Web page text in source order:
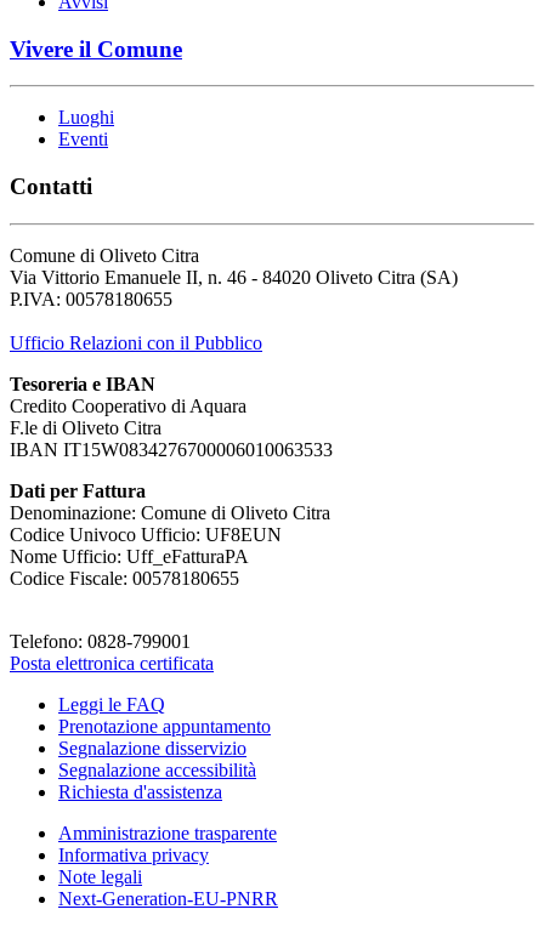
Vivere il Comune
Luoghi
Eventi
Contatti
Comune di Oliveto Citra
Via Vittorio Emanuele II, n. 46 - 84020 Oliveto Citra (SA)
P.IVA: 00578180655
Ufficio Relazioni con il Pubblico
Tesoreria e IBAN
Credito Cooperativo di Aquara
F.le di Oliveto Citra
IBAN IT15W0834276700006010063533
Dati per Fattura
Denominazione: Comune di Oliveto Citra
Codice Univoco Ufficio: UF8EUN
Nome Ufficio: Uff_eFatturaPA
Codice Fiscale: 00578180655
Telefono: 0828-799001
Posta elettronica certificata
Leggi le FAQ
Prenotazione appuntamento
Segnalazione disservizio
Segnalazione accessibilità
Richiesta d'assistenza
Amministrazione trasparente
Informativa privacy
Note legali
Next-Generation-EU-PNRR